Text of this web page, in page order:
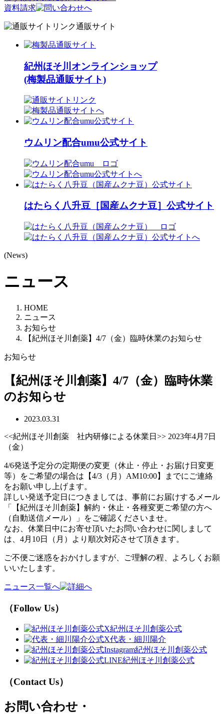
資料請求
通販サイト
紀州ほそ川オンラインショップ
(梅製品通販サイト)
ウムリン配合umu公式サイト
はたらく八升豆［国産ムクナ豆］公式サイト
(News)
ニュース
HOME
ニュース
お知らせ
【紀州ほそ川創薬】4/7（金）臨時休業のお知らせ
お知らせ
【紀州ほそ川創薬】4/7（金）臨時休業
のお知らせ
2023.03.31
<<紀州ほそ川創薬 社内研修による休業日>> 2023年4月7日
（金）
4/6発送予定分の定期便の変更（休止・停止・お届け日変更
等）をご希望の場合は【4/3（月）AM10:00】までにご連絡
をお願い申し上げます。
詳しい発送予定日につきましては、事前にお届けするメール
「【紀州ほそ川創薬】解約・休止・各種変更ご希望の方へ
（自動送信メール）」をご確認くださいませ。
なお、休業日中にお寄せ頂いたお問い合わせに関しまして
は、4月10日（月）より順次対応させて頂きます。
ご不便ご迷惑をおかけしますが、ご理解の程、よろしくお願
いいたします。
ニュース一覧へ
（Follow Us）
紀州ほそ川創薬公式
代表・細川陽介
紀州ほそ川創薬公式
紀州ほそ川創薬公式
（Contact Us）
お問い合わせ・